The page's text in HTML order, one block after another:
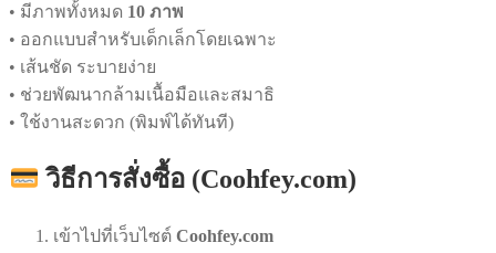
• มีภาพทั้งหมด 10 ภาพ
• ออกแบบสำหรับเด็กเล็กโดยเฉพาะ
• เส้นชัด ระบายง่าย
• ช่วยพัฒนากล้ามเนื้อมือและสมาธิ
• ใช้งานสะดวก (พิมพ์ได้ทันที)
วิธีการสั่งซื้อ (Coohfey.com)
เข้าไปที่เว็บไซต์ Coohfey.com